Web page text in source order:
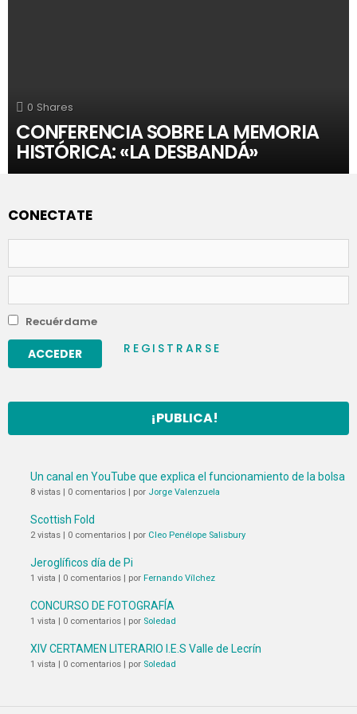
0 Shares
CONFERENCIA SOBRE LA MEMORIA
HISTÓRICA: «LA DESBANDÁ»
CONECTATE
de
usuario
Recuérdame
REGISTRARSE
¡PUBLICA!
Un canal en YouTube que explica el funcionamiento de la bolsa
8 vistas 0 comentarios por Jorge Valenzuela
Scottish Fold
2 vistas 0 comentarios por Cleo Penélope Salisbury
Jeroglíficos día de Pi
1 vista 0 comentarios por Fernando Vílchez
CONCURSO DE FOTOGRAFÍA
1 vista 0 comentarios por Soledad
XIV CERTAMEN LITERARIO I.E.S Valle de Lecrín
1 vista 0 comentarios por Soledad